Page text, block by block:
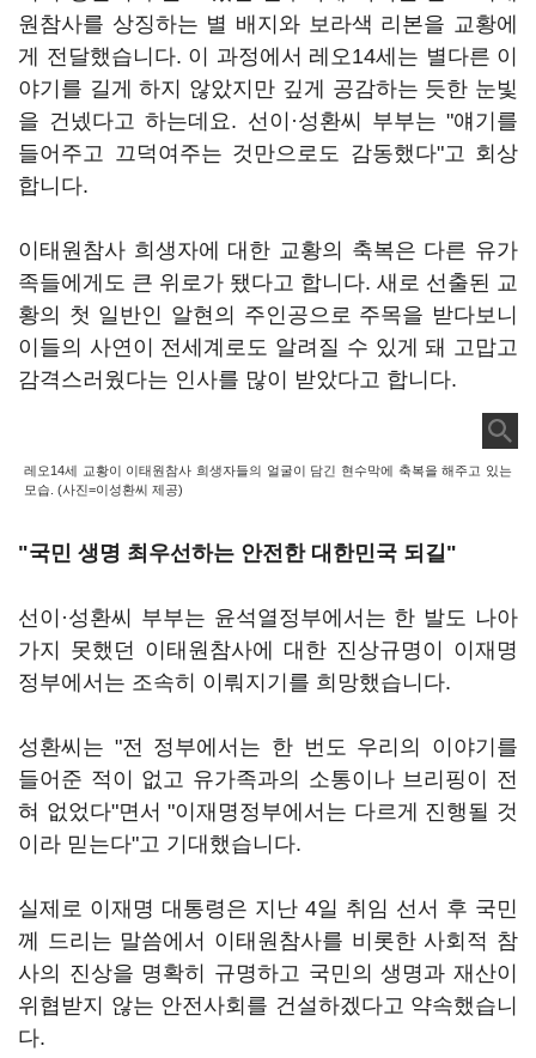
원참사를 상징하는 별 배지와 보라색 리본을 교황에
게 전달했습니다. 이 과정에서 레오14세는 별다른 이
야기를 길게 하지 않았지만 깊게 공감하는 듯한 눈빛
을 건넸다고 하는데요. 선이·성환씨 부부는 "얘기를
들어주고 끄덕여주는 것만으로도 감동했다"고 회상
합니다.
이태원참사 희생자에 대한 교황의 축복은 다른 유가
족들에게도 큰 위로가 됐다고 합니다. 새로 선출된 교
황의 첫 일반인 알현의 주인공으로 주목을 받다보니
이들의 사연이 전세계로도 알려질 수 있게 돼 고맙고
감격스러웠다는 인사를 많이 받았다고 합니다.
레오14세 교황이 이태원참사 희생자들의 얼굴이 담긴 현수막에 축복을 해주고 있는
모습. (사진=이성환씨 제공)
"국민 생명 최우선하는 안전한 대한민국 되길"
선이·성환씨 부부는 윤석열정부에서는 한 발도 나아
가지 못했던 이태원참사에 대한 진상규명이 이재명
정부에서는 조속히 이뤄지기를 희망했습니다.
성환씨는 "전 정부에서는 한 번도 우리의 이야기를
들어준 적이 없고 유가족과의 소통이나 브리핑이 전
혀 없었다"면서 "이재명정부에서는 다르게 진행될 것
이라 믿는다"고 기대했습니다.
실제로 이재명 대통령은 지난 4일 취임 선서 후 국민
께 드리는 말씀에서 이태원참사를 비롯한 사회적 참
사의 진상을 명확히 규명하고 국민의 생명과 재산이
위협받지 않는 안전사회를 건설하겠다고 약속했습니
다.